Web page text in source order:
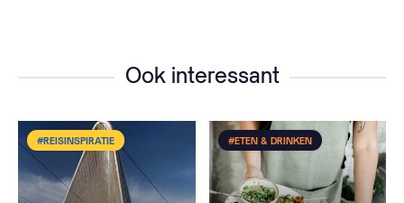
Ook interessant
#REISINSPIRATIE #ETEN & DRINKEN